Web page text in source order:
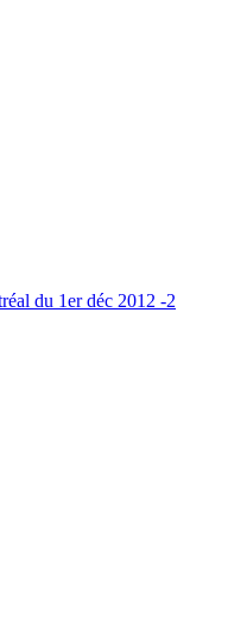
du 1er déc 2012 -2